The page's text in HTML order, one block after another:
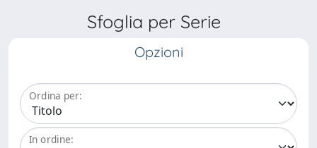
Sfoglia per Serie
Opzioni
Ordina per:
In ordine: